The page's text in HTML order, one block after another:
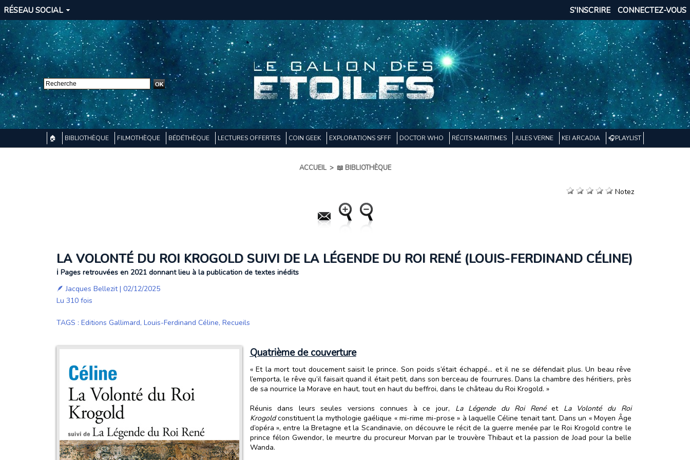
RÉSEAU SOCIAL CONNECTEZ-VOUS
S'INSCRIRE
🏠 BIBLIOTHÈQUE FILMOTHÈQUE BÉDÉTHÈQUE LECTURES OFFERTES COIN GEEK EXPLORATIONS SFFF DOCTOR WHO RÉCITS MARITIMES JULES VERNE KEI ARCADIA 🎧PLAYLIST
ACCUEIL > 📖 BIBLIOTHÈQUE
Notez
LA VOLONTÉ DU ROI KROGOLD SUIVI DE LA LÉGENDE DU ROI RENÉ (LOUIS-FERDINAND CÉLINE)
ℹ️ Pages retrouvées en 2021 donnant lieu à la publication de textes inédits
🪶Jacques Bellezit| 02/12/2025
Lu 310 fois
TAGS : Editions Gallimard, Louis-Ferdinand Céline, Recueils
Quatrième de couverture
« Et la mort tout doucement saisit le prince. Son poids s’était échappé… et il ne se défendait plus. Un beau rêve
l’emporta, le rêve qu’il faisait quand il était petit, dans son berceau de fourrures. Dans la chambre des héritiers, près
de sa nourrice la Morave en haut, tout en haut du beffroi, dans le château du Roi Krogold. »
Réunis dans leurs seules versions connues à ce jour, La Légende du Roi Renéet La Volonté du Roi
Krogoldconstituent la mythologie gaélique « mi-rime mi-prose » à laquelle Céline tenait tant. Dans un « Moyen Âge
d’opéra », entre la Bretagne et la Scandinavie, on découvre le récit de la guerre menée par le Roi Krogold contre le
prince félon Gwendor, le meurtre du procureur Morvan par le trouvère Thibaut et la passion de Joad pour la belle
Wanda.